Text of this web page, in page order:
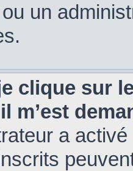
un
clique sur
m’est
a